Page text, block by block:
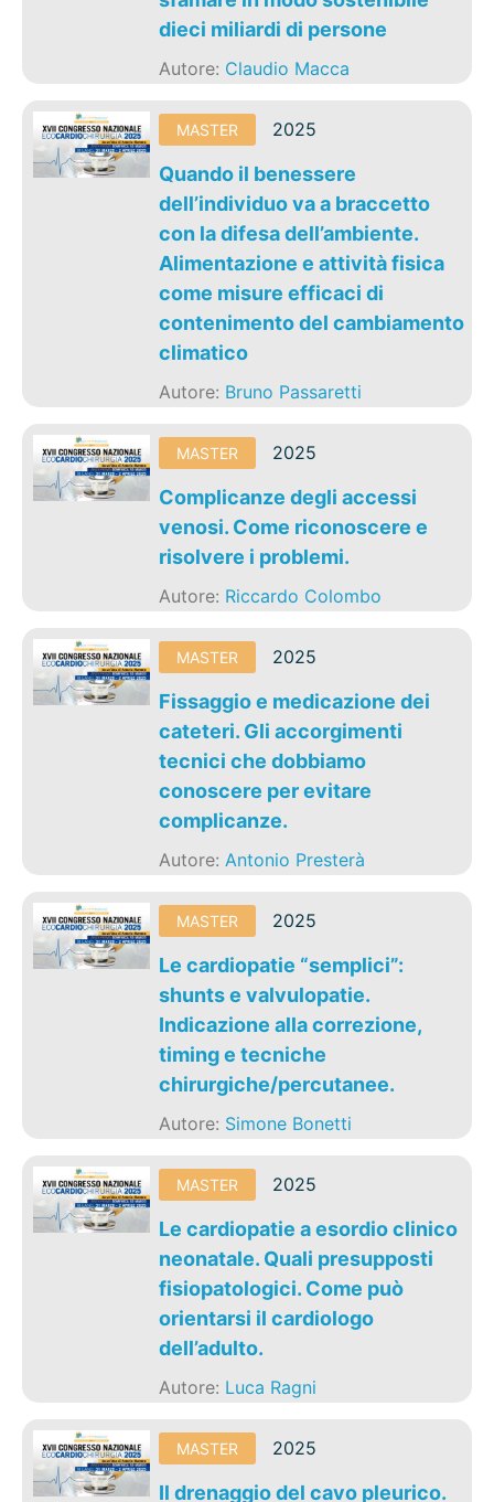
dieci miliardi di persone
Autore: Claudio Macca
MASTER 2025
Quando il benessere
dell’individuo va a braccetto
con la difesa dell’ambiente.
Alimentazione e attività fisica
come misure efficaci di
contenimento del cambiamento
climatico
Autore: Bruno Passaretti
MASTER 2025
Complicanze degli accessi
venosi. Come riconoscere e
risolvere i problemi.
Autore: Riccardo Colombo
MASTER 2025
Fissaggio e medicazione dei
cateteri. Gli accorgimenti
tecnici che dobbiamo
conoscere per evitare
complicanze.
Autore:Antonio Presterà
MASTER 2025
Le cardiopatie “semplici”:
shunts e valvulopatie.
Indicazione alla correzione,
timing e tecniche
chirurgiche/percutanee.
Autore: Simone Bonetti
MASTER 2025
Le cardiopatie a esordio clinico
neonatale. Quali presupposti
fisiopatologici. Come può
orientarsi il cardiologo
dell’adulto.
Autore: Luca Ragni
MASTER 2025
Il drenaggio del cavo pleurico.